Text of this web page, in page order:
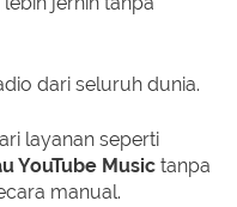
dari seluruh dunia.
layanan seperti
YouTube Music tanpa
manual.